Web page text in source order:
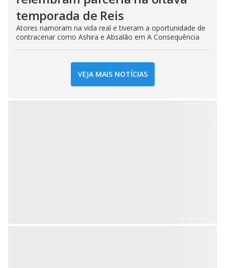
temporada de Reis
Atores namoram na vida real e tiveram a oportunidade de
contracenar como Ashira e Absalão em A Consequência
VEJA MAIS NOTÍCIAS